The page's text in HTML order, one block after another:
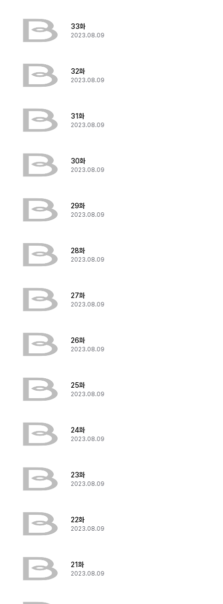
33화
2023.08.09
32화
2023.08.09
31화
2023.08.09
30화
2023.08.09
29화
2023.08.09
28화
2023.08.09
27화
2023.08.09
26화
2023.08.09
25화
2023.08.09
24화
2023.08.09
23화
2023.08.09
22화
2023.08.09
21화
2023.08.09